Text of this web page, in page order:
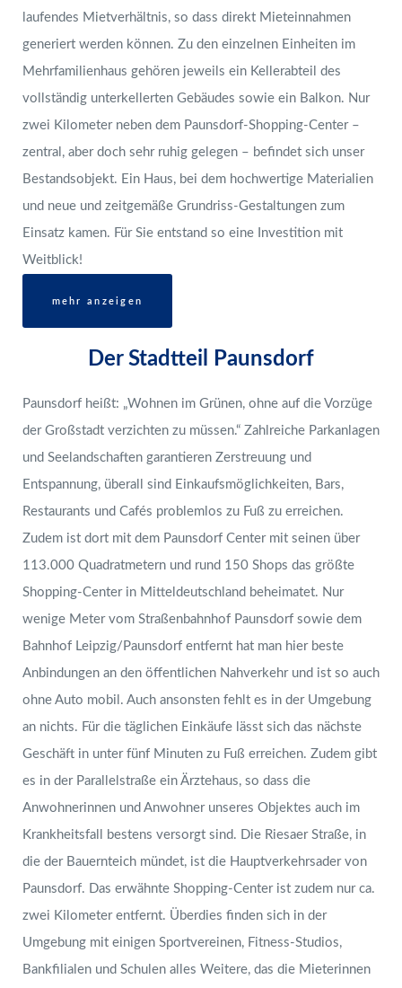
laufendes Mietverhältnis, so dass direkt Mieteinnahmen
generiert werden können. Zu den einzelnen Einheiten im
Mehrfamilienhaus gehören jeweils ein Kellerabteil des
vollständig unterkellerten Gebäudes sowie ein Balkon. Nur
zwei Kilometer neben dem Paunsdorf-Shopping-Center –
zentral, aber doch sehr ruhig gelegen – befindet sich unser
Bestandsobjekt. Ein Haus, bei dem hochwertige Materialien
und neue und zeitgemäße Grundriss-Gestaltungen zum
Einsatz kamen. Für Sie entstand so eine Investition mit
Weitblick!
mehr anzeigen
Der Stadtteil Paunsdorf
Paunsdorf heißt: „Wohnen im Grünen, ohne auf die Vorzüge
der Großstadt verzichten zu müssen.“ Zahlreiche Parkanlagen
und Seelandschaften garantieren Zerstreuung und
Entspannung, überall sind Einkaufsmöglichkeiten, Bars,
Restaurants und Cafés problemlos zu Fuß zu erreichen.
Zudem ist dort mit dem Paunsdorf Center mit seinen über
113.000 Quadratmetern und rund 150 Shops das größte
Shopping-Center in Mitteldeutschland beheimatet. Nur
wenige Meter vom Straßenbahnhof Paunsdorf sowie dem
Bahnhof Leipzig/Paunsdorf entfernt hat man hier beste
Anbindungen an den öffentlichen Nahverkehr und ist so auch
ohne Auto mobil. Auch ansonsten fehlt es in der Umgebung
an nichts. Für die täglichen Einkäufe lässt sich das nächste
Geschäft in unter fünf Minuten zu Fuß erreichen. Zudem gibt
es in der Parallelstraße ein Ärztehaus, so dass die
Anwohnerinnen und Anwohner unseres Objektes auch im
Krankheitsfall bestens versorgt sind. Die Riesaer Straße, in
die der Bauernteich mündet, ist die Hauptverkehrsader von
Paunsdorf. Das erwähnte Shopping-Center ist zudem nur ca.
zwei Kilometer entfernt. Überdies finden sich in der
Umgebung mit einigen Sportvereinen, Fitness-Studios,
Bankfilialen und Schulen alles Weitere, das die Mieterinnen